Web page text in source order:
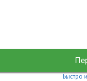
Быстро